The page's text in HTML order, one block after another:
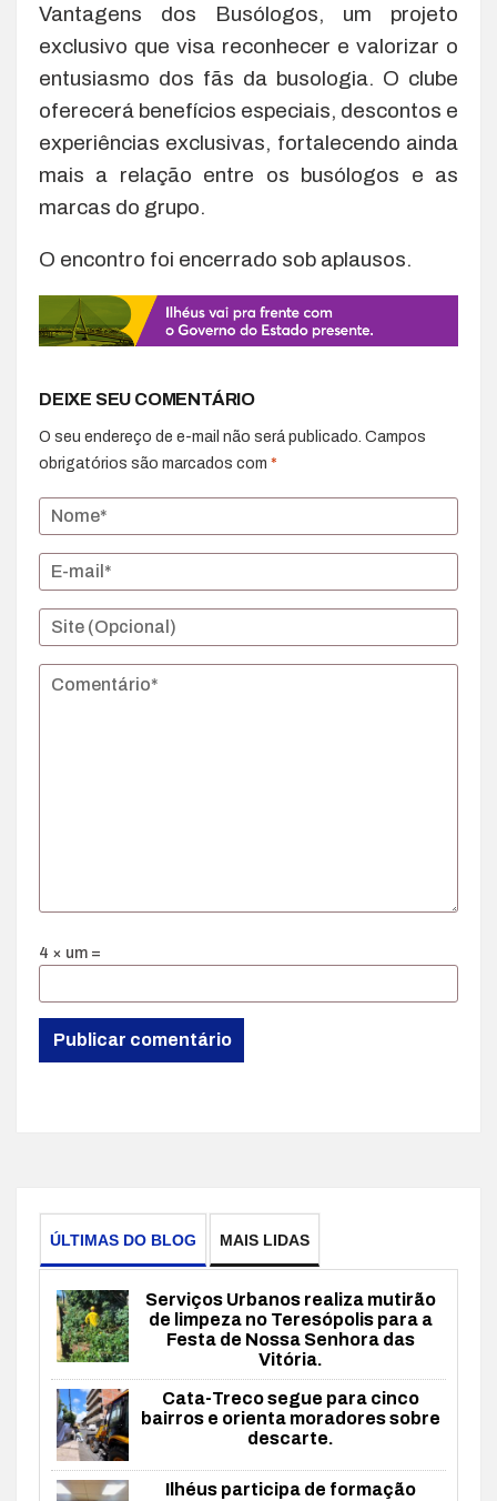
Vantagens dos Busólogos, um projeto
exclusivo que visa reconhecer e valorizar o
entusiasmo dos fãs da busologia. O clube
oferecerá benefícios especiais, descontos e
experiências exclusivas, fortalecendo ainda
mais a relação entre os busólogos e as
marcas do grupo.
O encontro foi encerrado sob aplausos.
DEIXE SEU COMENTÁRIO
O seu endereço de e-mail não será publicado. Campos
obrigatórios são marcados com *
4 × um =
ÚLTIMAS DO BLOG MAIS LIDAS
Serviços Urbanos realiza mutirão
de limpeza no Teresópolis para a
Festa de Nossa Senhora das
Vitória.
Cata-Treco segue para cinco
bairros e orienta moradores sobre
descarte.
Ilhéus participa de formação